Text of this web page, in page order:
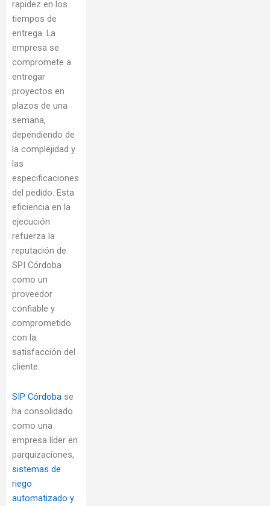
rapidez en los
tiempos de
entrega. La
empresa se
compromete a
entregar
proyectos en
plazos de una
semana,
dependiendo de
la complejidad y
las
especificaciones
del pedido. Esta
eficiencia en la
ejecución
refuerza la
reputación de
SPI Córdoba
como un
proveedor
confiable y
comprometido
con la
satisfacción del
cliente.
SIP Córdoba se
ha consolidado
como una
empresa líder en
parquizaciones,
sistemas de
riego
automatizado y